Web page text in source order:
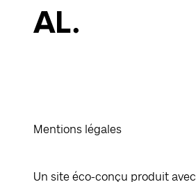
Mentions légales
Un site éco-conçu produit avec